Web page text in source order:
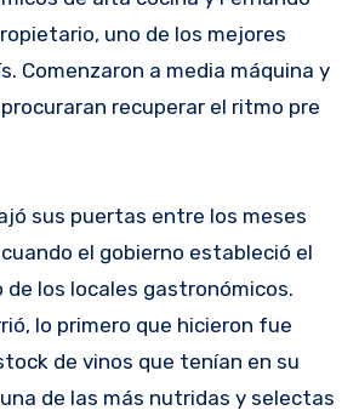
uno de los mejores
Comenzaron a media máquina y
recuperar el ritmo pre
sus puertas entre los meses
el gobierno estableció el
los locales gastronómicos.
lo primero que hicieron fue
de vinos que tenían en su
de las más nutridas y selectas